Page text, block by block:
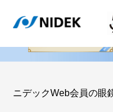
ニデックWeb会員の眼